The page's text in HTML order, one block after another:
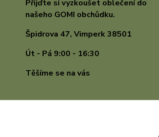
Přijďte si vyzkoušet oblečení do
našeho GOMI obchůdku.
Špidrova 47, Vimperk 38501
Út - Pá 9:00 - 16:30
Těšíme se na vás